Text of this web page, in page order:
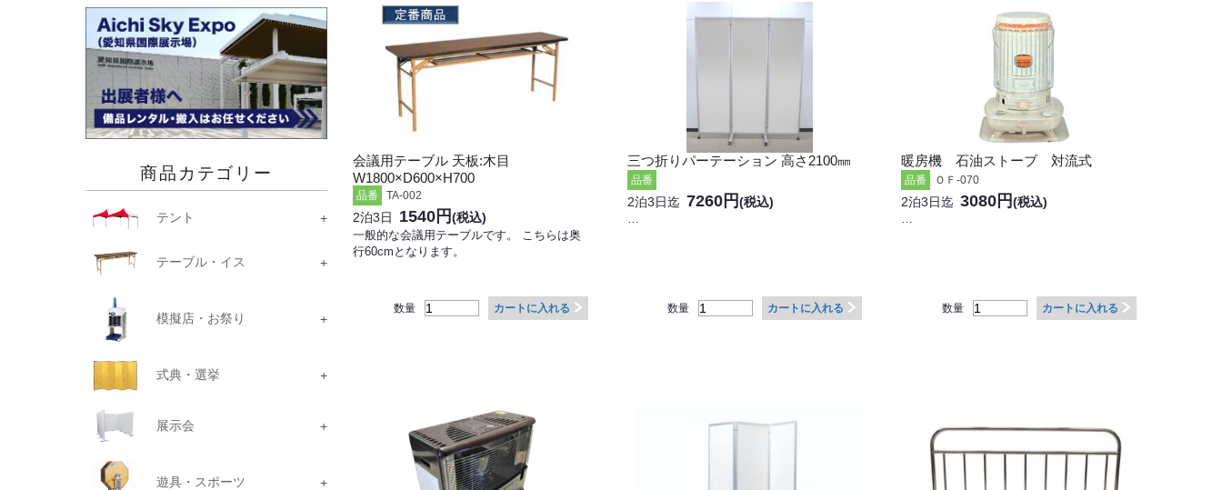
商品カテゴリー
テント
テーブル・イス
模擬店・お祭り
式典・選挙
展示会
遊具・スポーツ
会議用テーブル 天板:木目
W1800×D600×H700
品番 TA-002
2泊3日 1540円(税込)
一般的な会議用テーブルです。 こちらは奥
行60cmとなります。
数量 カートに入れる
三つ折りパーテーション 高さ2100㎜
品番
2泊3日迄 7260円(税込)
…
数量 カートに入れる
暖房機 石油ストーブ 対流式
品番 ＯＦ-070
2泊3日迄 3080円(税込)
…
数量 カートに入れる